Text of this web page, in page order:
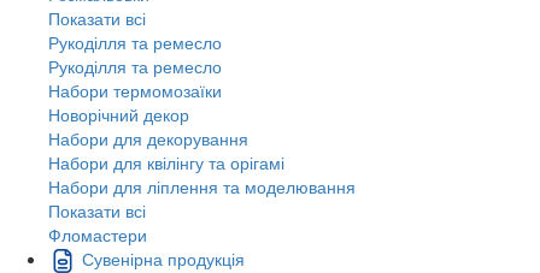
Показати всі
Рукоділля та ремесло
Рукоділля та ремесло
Набори термомозаїки
Новорічний декор
Набори для декорування
Набори для квілінгу та орігамі
Набори для ліплення та моделювання
Показати всі
Фломастери
Сувенірна продукція